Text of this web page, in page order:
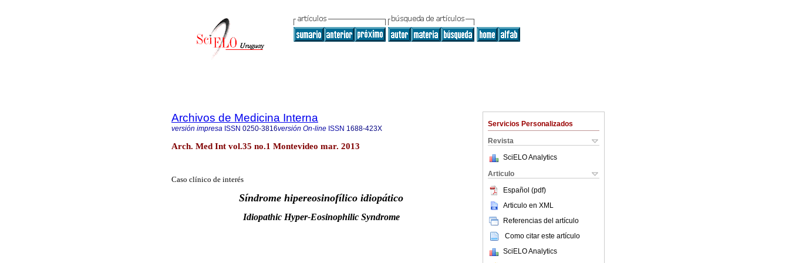
Servicios Personalizados
Revista
SciELO Analytics
Articulo
Español (pdf)
Articulo en XML
Referencias del artículo
Como citar este artículo
SciELO Analytics
Archivos de Medicina Interna
versión impresa ISSN 0250-3816versión On-line ISSN 1688-423X
Arch. Med Int vol.35 no.1 Montevideo mar. 2013
Caso clínico de interés
Síndrome hipereosinofílico idiopático
Idiopathic Hyper-Eosinophilic Syndrome